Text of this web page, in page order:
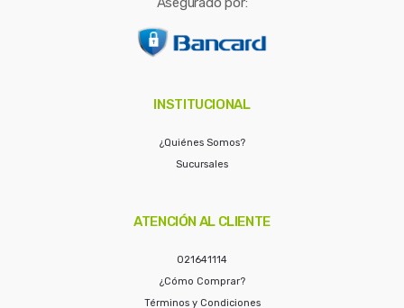
INSTITUCIONAL
¿Quiénes Somos?
Sucursales
ATENCIÓN AL CLIENTE
021641114
¿Cómo Comprar?
Términos y Condiciones